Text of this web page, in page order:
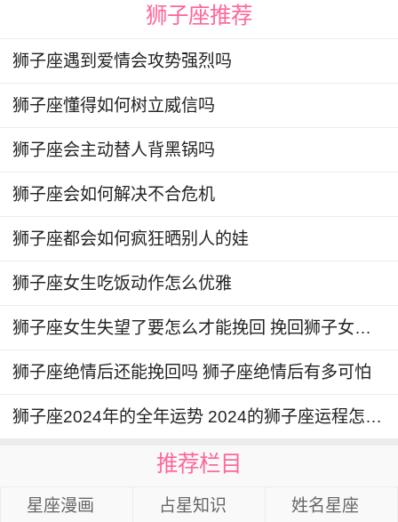
狮子座推荐
狮子座遇到爱情会攻势强烈吗
狮子座懂得如何树立威信吗
狮子座会主动替人背黑锅吗
狮子座会如何解决不合危机
狮子座都会如何疯狂晒别人的娃
狮子座女生吃饭动作怎么优雅
狮子座女生失望了要怎么才能挽回 挽回狮子女的致命绝招
狮子座绝情后还能挽回吗 狮子座绝情后有多可怕
狮子座2024年的全年运势 2024的狮子座运程怎么样
推荐栏目
星座漫画 占星知识 姓名星座